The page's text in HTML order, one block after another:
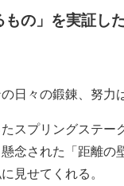
もの」を実証し
日々の鍛錬、努力
スプリングステー
念された「距離の
見せてくれる。